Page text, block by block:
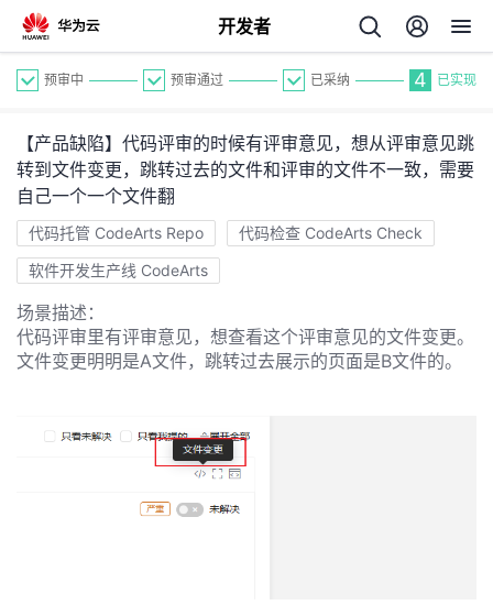
开发者
个
人
我
的
我
预审中 预审通过 已采纳 4 已实现
【产品缺陷】代码评审的时候有评审意见，想从评审意见跳
转到文件变更，跳转过去的文件和评审的文件不一致，需要
自己一个一个文件翻
代码托管 CodeArts Repo
代码检查 CodeArts Check
软件开发生产线 CodeArts
场景描述：
代码评审里有评审意见，想查看这个评审意见的文件变更。
文件变更明明是A文件，跳转过去展示的页面是B文件的。